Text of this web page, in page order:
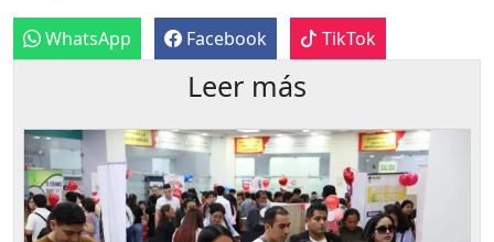
WhatsApp Facebook TikTok
Leer más